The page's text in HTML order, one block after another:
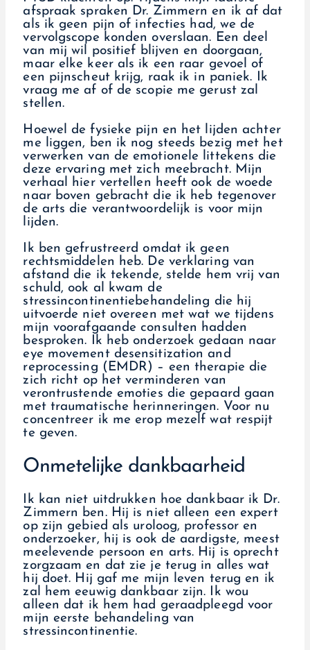
afspraak spraken Dr. Zimmern en ik af dat
als ik geen pijn of infecties had, we de
vervolgscope konden overslaan. Een deel
van mij wil positief blijven en doorgaan,
maar elke keer als ik een raar gevoel of
een pijnscheut krijg, raak ik in paniek. Ik
vraag me af of de scopie me gerust zal
stellen.
Hoewel de fysieke pijn en het lijden achter
me liggen, ben ik nog steeds bezig met het
verwerken van de emotionele littekens die
deze ervaring met zich meebracht. Mijn
verhaal hier vertellen heeft ook de woede
naar boven gebracht die ik heb tegenover
de arts die verantwoordelijk is voor mijn
lijden.
Ik ben gefrustreerd omdat ik geen
rechtsmiddelen heb. De verklaring van
afstand die ik tekende, stelde hem vrij van
schuld, ook al kwam de
stressincontinentiebehandeling die hij
uitvoerde niet overeen met wat we tijdens
mijn voorafgaande consulten hadden
besproken. Ik heb onderzoek gedaan naar
eye movement desensitization and
reprocessing (EMDR) – een therapie die
zich richt op het verminderen van
verontrustende emoties die gepaard gaan
met traumatische herinneringen. Voor nu
concentreer ik me erop mezelf wat respijt
te geven.
Onmetelijke dankbaarheid
Ik kan niet uitdrukken hoe dankbaar ik Dr.
Zimmern ben. Hij is niet alleen een expert
op zijn gebied als uroloog, professor en
onderzoeker, hij is ook de aardigste, meest
meelevende persoon en arts. Hij is oprecht
zorgzaam en dat zie je terug in alles wat
hij doet. Hij gaf me mijn leven terug en ik
zal hem eeuwig dankbaar zijn. Ik wou
alleen dat ik hem had geraadpleegd voor
mijn eerste behandeling van
stressincontinentie.